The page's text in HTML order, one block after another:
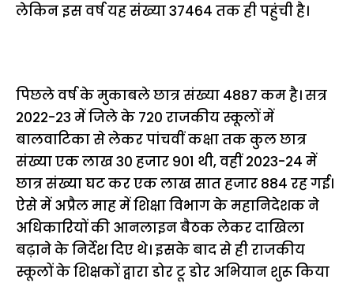
लेकिन इस वर्ष यह संख्या 37464 तक ही पहुंची है।
पिछले वर्ष के मुकाबले छात्र संख्या 4887 कम है। सत्र
2022-23 में जिले के 720 राजकीय स्कूलों में
बालवाटिका से लेकर पांचवीं कक्षा तक कुल छात्र
संख्या एक लाख 30 हजार 901 थी, वहीं 2023-24 में
छात्र संख्या घट कर एक लाख सात हजार 884 रह गई।
ऐसे में अप्रैल माह में शिक्षा विभाग के महानिदेशक ने
अधिकारियों की आनलाइन बैठक लेकर दाखिला
बढ़ाने के निर्देश दिए थे। इसके बाद से ही राजकीय
स्कूलों के शिक्षकों द्वारा डोर टू डोर अभियान शुरू किया